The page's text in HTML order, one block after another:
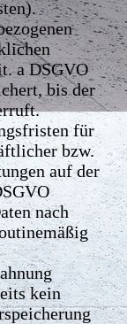
a DSGVO
bis der
für
bzw.
auf der
nach
kein